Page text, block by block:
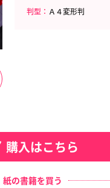
判型： Ａ４変形判
購入はこちら
紙の書籍を買う